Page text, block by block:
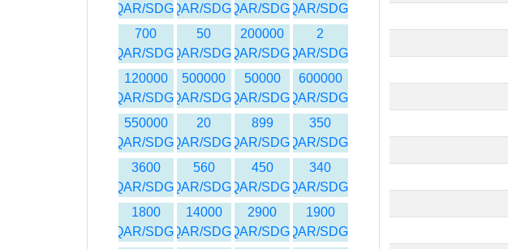
QAR/SDG
QAR/SDG
QAR/SDG
QAR/SDG
2
QAR/SDG
200000
QAR/SDG
50
QAR/SDG
700
QAR/SDG
600000
QAR/SDG
50000
QAR/SDG
500000
QAR/SDG
120000
QAR/SDG
350
QAR/SDG
899
QAR/SDG
20
QAR/SDG
550000
QAR/SDG
340
QAR/SDG
450
QAR/SDG
560
QAR/SDG
3600
QAR/SDG
1900
QAR/SDG
2900
QAR/SDG
14000
QAR/SDG
1800
QAR/SDG